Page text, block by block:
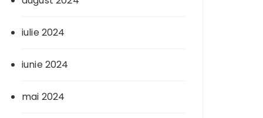
iulie 2024
iunie 2024
mai 2024